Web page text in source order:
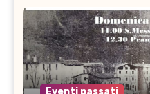
Eventi passati